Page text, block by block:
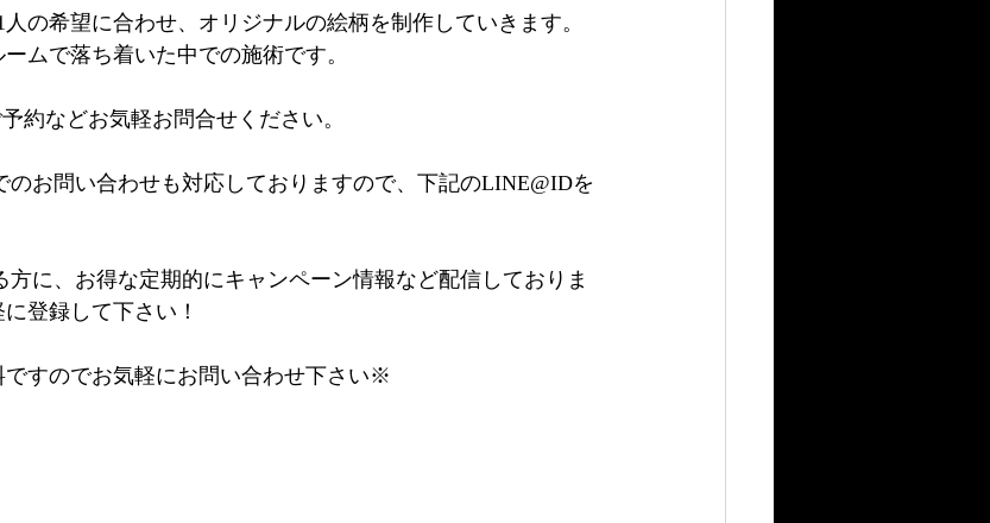
の希望に合わせ、オリジナルの絵柄を制作していきます。
ムで落ち着いた中での施術です。
約などお気軽お問合せください。
のお問い合わせも対応しておりますので、下記のLINE@IDを
方に、お得な定期的にキャンペーン情報など配信しておりま
登録して下さい！
すのでお気軽にお問い合わせ下さい※